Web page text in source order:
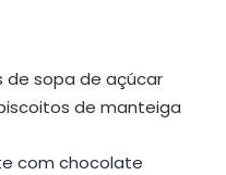
de sopa de açúcar
de manteiga
com chocolate